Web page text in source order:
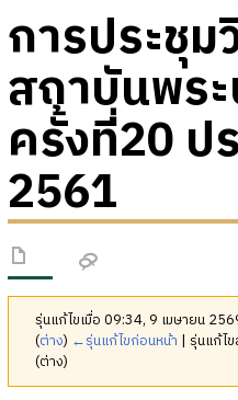
การประชุม
สถาบันพร
ครั้งที่20 ป
2561
รุ่นแก้ไขเมื่อ 09:34, 9 เมษายน
(ต่าง) ←รุ่นแก้ไขก่อนหน้า | รุ่นแก้ไ
(ต่าง)